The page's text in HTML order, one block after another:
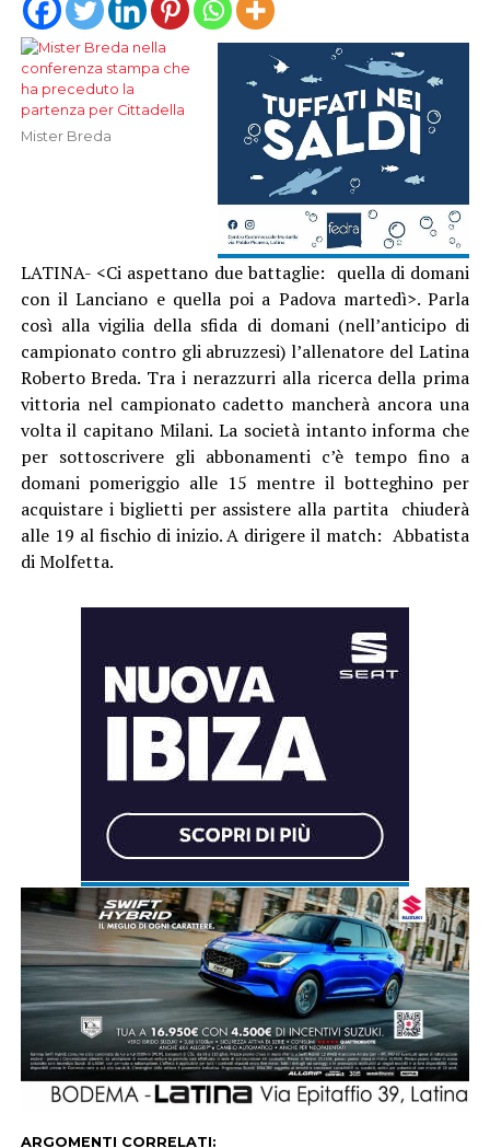
Mister Breda
LATINA- <Ci aspettano due battaglie: quella di domani
con il Lanciano e quella poi a Padova martedì>. Parla
così alla vigilia della sfida di domani (nell’anticipo di
campionato contro gli abruzzesi) l’allenatore del Latina
Roberto Breda. Tra i nerazzurri alla ricerca della prima
vittoria nel campionato cadetto mancherà ancora una
volta il capitano Milani. La società intanto informa che
per sottoscrivere gli abbonamenti c’è tempo fino a
domani pomeriggio alle 15 mentre il botteghino per
acquistare i biglietti per assistere alla partita chiuderà
alle 19 al fischio di inizio. A dirigere il match: Abbatista
di Molfetta.
ARGOMENTI CORRELATI: